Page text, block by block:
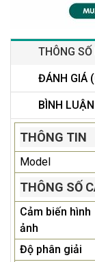
THÔNG
ĐÁNH GIÁ
BÌNH
THÔNG TIN
Model
THÔNG SỐ
Cảm biến hình
ảnh
Độ phân giải